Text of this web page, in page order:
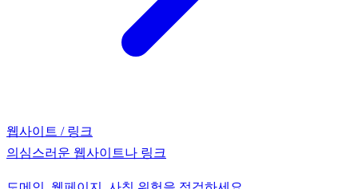
웹사이트 / 링크
의심스러운 웹사이트나 링크